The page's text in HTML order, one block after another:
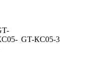
GT-КС05-3